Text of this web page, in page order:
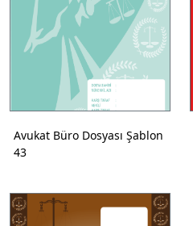
Avukat Büro Dosyası Şablon
43